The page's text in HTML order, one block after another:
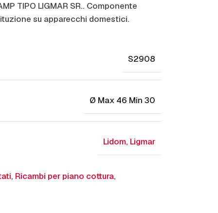
TIPO LIGMAR SR.. Componente
su apparecchi domestici.
S2908
Ø Max 46 Min 30
Lidom, Ligmar
, Ricambi per piano cottura,